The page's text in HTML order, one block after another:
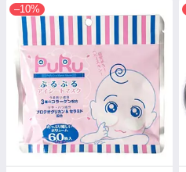
–10%